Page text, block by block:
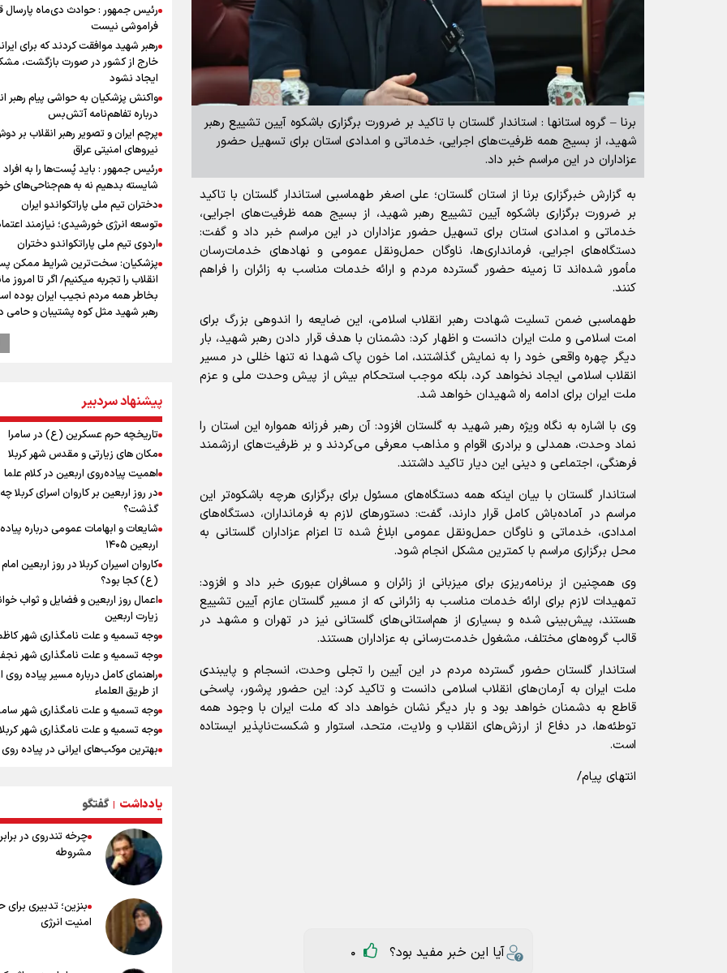
برنا – گروه استانها : استاندار گلستان با تاکید بر ضرورت برگزاری باشکوه آیین تشییع رهبر
شهید، از بسیج همه ظرفیت‌های اجرایی، خدماتی و امدادی استان برای تسهیل حضور
عزاداران در این مراسم خبر داد.
به گزارش خبرگزاری برنا از استان گلستان؛ علی اصغر طهماسبی استاندار گلستان با تاکید
بر ضرورت برگزاری باشکوه آیین تشییع رهبر شهید، از بسیج همه ظرفیت‌های اجرایی،
خدماتی و امدادی استان برای تسهیل حضور عزاداران در این مراسم خبر داد و گفت:
دستگاه‌های اجرایی، فرمانداری‌ها، ناوگان حمل‌ونقل عمومی و نهاد‌های خدمات‌رسان
مأمور شده‌اند تا زمینه حضور گسترده مردم و ارائه خدمات مناسب به زائران را فراهم
کنند.
طهماسبی ضمن تسلیت شهادت رهبر انقلاب اسلامی، این ضایعه را اندوهی بزرگ برای
امت اسلامی و ملت ایران دانست و اظهار کرد: دشمنان با هدف قرار دادن رهبر شهید، بار
دیگر چهره واقعی خود را به نمایش گذاشتند، اما خون پاک شهدا نه تنها خللی در مسیر
انقلاب اسلامی ایجاد نخواهد کرد، بلکه موجب استحکام بیش از پیش وحدت ملی و عزم
ملت ایران برای ادامه راه شهیدان خواهد شد.
وی با اشاره به نگاه ویژه رهبر شهید به گلستان افزود: آن رهبر فرزانه همواره این استان را
نماد وحدت، همدلی و برادری اقوام و مذاهب معرفی می‌کردند و بر ظرفیت‌های ارزشمند
فرهنگی، اجتماعی و دینی این دیار تاکید داشتند.
استاندار گلستان با بیان اینکه همه دستگاه‌های مسئول برای برگزاری هرچه باشکوه‌تر این
مراسم در آماده‌باش کامل قرار دارند، گفت: دستور‌های لازم به فرمانداران، دستگاه‌های
امدادی، خدماتی و ناوگان حمل‌ونقل عمومی ابلاغ شده تا اعزام عزاداران گلستانی به
محل برگزاری مراسم با کمترین مشکل انجام شود.
وی همچنین از برنامه‌ریزی برای میزبانی از زائران و مسافران عبوری خبر داد و افزود:
تمهیدات لازم برای ارائه خدمات مناسب به زائرانی که از مسیر گلستان عازم آیین تشییع
هستند، پیش‌بینی شده و بسیاری از هم‌استانی‌های گلستانی نیز در تهران و مشهد در
قالب گروه‌های مختلف، مشغول خدمت‌رسانی به عزاداران هستند.
استاندار گلستان حضور گسترده مردم در این آیین را تجلی وحدت، انسجام و پایبندی
ملت ایران به آرمان‌های انقلاب اسلامی دانست و تاکید کرد: این حضور پرشور، پاسخی
قاطع به دشمنان خواهد بود و بار دیگر نشان خواهد داد که ملت ایران با وجود همه
توطئه‌ها، در دفاع از ارزش‌های انقلاب و ولایت، متحد، استوار و شکست‌ناپذیر ایستاده
است.
انتهای پیام/
طهماسبی وداع با رهبر شهید
رئیس جمهور : حوادث دی‌ماه پارسال
فراموشی نیست
رهبر شهید موافقت کردند که برای
خارج از کشور در صورت بازگشت،
ایجاد نشود
واکنش پزشکیان به حواشی پیام رهبر
درباره تفاهم‌نامه آتش‌بس
پرچم ایران و تصویر رهبر انقلاب بر
نیروهای امنیتی عراق
رئیس جمهور : باید پُست‌ها را به افراد
شایسته بدهیم نه به هم‌جناحی‌های
دختران تیم ملی پاراتکواندو ایران
توسعه انرژی خورشیدی؛ نیازمند
اردوی تیم ملی پاراتکواندو دختران
پزشکیان: سخت‌ترین شرایط ممکن
انقلاب را تجربه میکنیم/ اگر تا امروز
بخاطر همه‌ مردم نجیب ایران بوده
رهبر شهید مثل کوه پشتیبان و حامی
راویان عشق در مرز مهران؛ روایت
پزشکیان: فلسطین هرگز از اولویت
خارجی ایران خارج نخواهد شد/ از
رهبران فلسطینی در روند مذاکرات
می‌کنیم
پیش‌بینی قیمت دلار و طلا
انتظار سیگنال هرمز / دلار عقب‌نشینی
یا طلا صعودی می‌ماند؟
عملیات تجهیز کتابخانه روستای هدف
گردشگری ریاب به پایان رسید
ترس نتانیاهو از ترور
فرود یک بالگرد در بیمارستان رمبام
اشغالی در پی هلاکت ۲ نظامی
زخمی شدن ۷ نظامی دیگر
ارتش صهیونیستی زمین‌های کشاورزی
جنوب لبنان را به آتش کشید
چه کسی باید قیمت‌ها را تعیین کند؟
بازگشت روان دو میلیون و هشتصد
اربعین از مرزهای شش‌گانه
زائران اربعین حسینی در مرز تمرچین
ایران آقای بلامنازع تنگه هرمز
وزیر خارجه مصر: رژیم اسراییل بدون
مستمری مددجویان کفاف زندگی را
/ حمایت از ۱۹هزار زن‌ سرپرست خانوار
پیشنهاد سردبیر
تاریخچه حرم عسکرین (ع) در سامرا
مکان های زیارتی و مقدس شهر کربلا
اهمیت پیاده‌روی اربعین در کلام علما
در روز اربعین بر کاروان اسرای کربلا چه
گذشت؟
شایعات و ابهامات عمومی درباره
اربعین ۱۴۰۵
کاروان اسیران کربلا در روز اربعین
(ع) کجا بود؟
اعمال روز اربعین و فضایل و ثواب
زیارت اربعین
وجه تسمیه و علت نامگذاری شهر
وجه تسمیه و علت نامگذاری شهر
راهنمای کامل درباره مسیر پیاده روی
از طریق العلماء
وجه تسمیه و علت نامگذاری شهر
وجه تسمیه و علت نامگذاری شهر کربلا
بهترین موکب‌های ایرانی در پیاده
پیاده روی اربعین
خطرات پیاده روی اربعین/ ۷
سفری ایمن و معنوی
۲۰ نکته دوستانه درباره پیاده روی
عراقی ها
۸۰ توصیه کاربردی برای ۸۰
اربعین
توصیه های کاربردی برای زائران در
اربعین
یادداشت | گفتگو
چرخه تندروی در
مشروطه
بنزین؛ تدبیری
امنیت انرژی